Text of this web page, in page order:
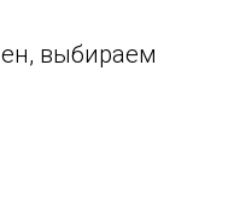
выбираем